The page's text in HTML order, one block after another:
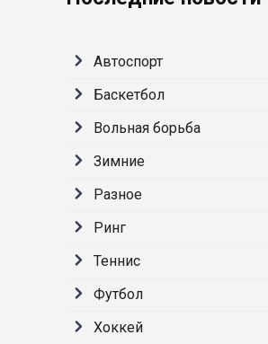
Автоспорт
Баскетбол
Вольная борьба
Зимние
Разное
Ринг
Теннис
Футбол
Хоккей